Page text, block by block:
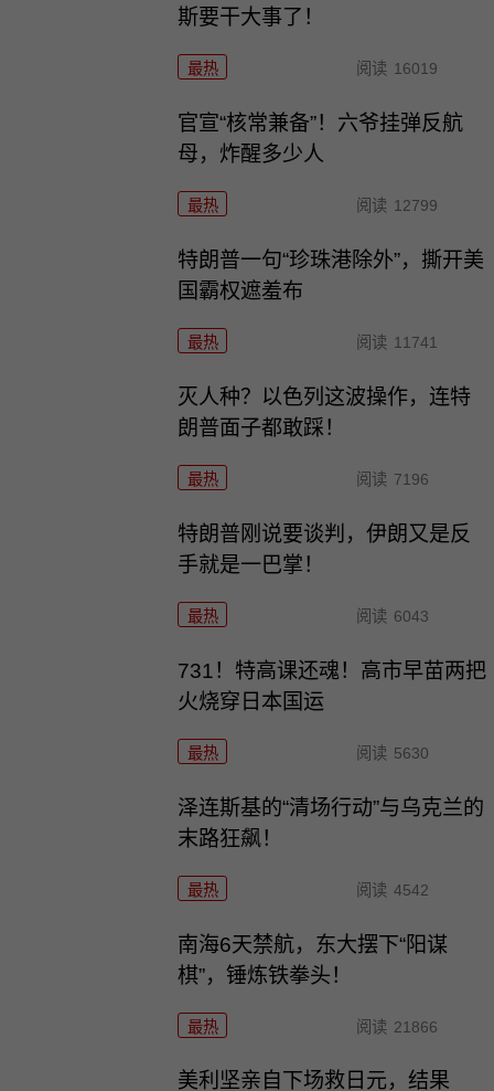
斯要干大事了！
最热 阅读 16019
官宣“核常兼备”！六爷挂弹反航
母，炸醒多少人
最热 阅读 12799
特朗普一句“珍珠港除外”，撕开美
国霸权遮羞布
最热 阅读 11741
灭人种？以色列这波操作，连特
朗普面子都敢踩！
最热 阅读 7196
特朗普刚说要谈判，伊朗又是反
手就是一巴掌！
最热 阅读 6043
731！特高课还魂！高市早苗两把
火烧穿日本国运
最热 阅读 5630
泽连斯基的“清场行动”与乌克兰的
末路狂飙！
最热 阅读 4542
南海6天禁航，东大摆下“阳谋
棋”，锤炼铁拳头！
最热 阅读 21866
美利坚亲自下场救日元，结果